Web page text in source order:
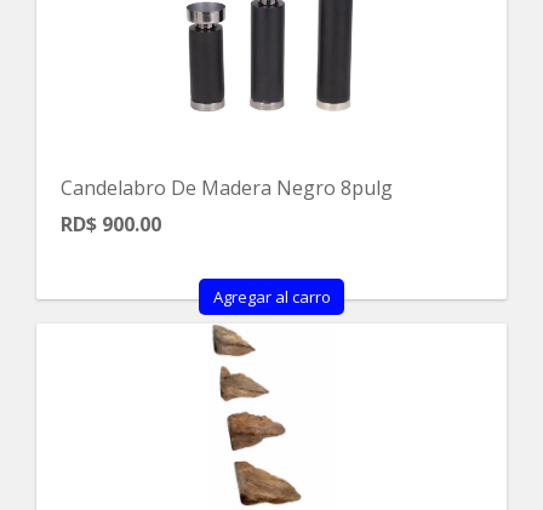
Candelabro De Madera Negro 8pulg
RD$ 900.00
Agregar al carro